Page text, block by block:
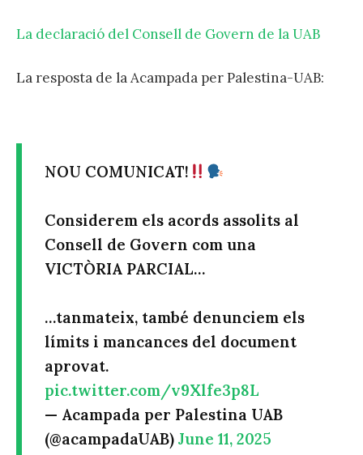
La declaració del Consell de Govern de la UAB
La resposta de la Acampada per Palestina-UAB:
NOU COMUNICAT!
Considerem els acords assolits al
Consell de Govern com una
VICTÒRIA PARCIAL…
…tanmateix, també denunciem els
límits i mancances del document
aprovat.
pic.twitter.com/v9Xlfe3p8L
— Acampada per Palestina UAB
(@acampadaUAB) June 11, 2025